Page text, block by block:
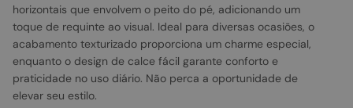
horizontais que envolvem o peito do pé, adicionando um
toque de requinte ao visual. Ideal para diversas ocasiões, o
acabamento texturizado proporciona um charme especial,
enquanto o design de calce fácil garante conforto e
praticidade no uso diário. Não perca a oportunidade de
elevar seu estilo.